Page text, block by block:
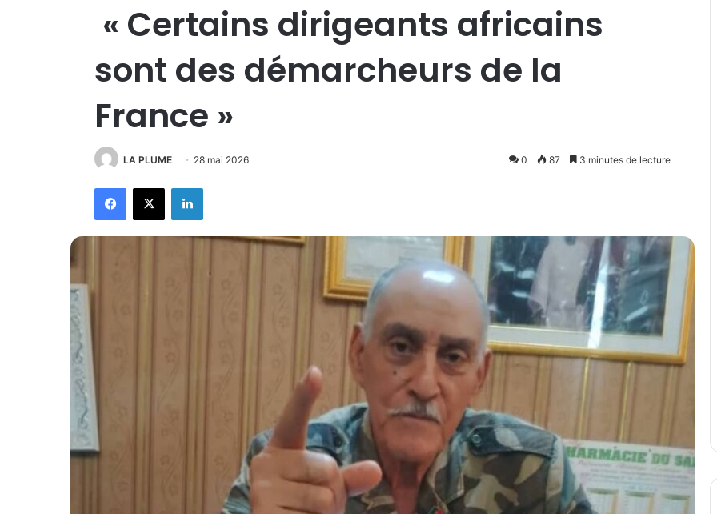
« Certains dirigeants africains
sont des démarcheurs de la
France »
LA PLUME 28 mai 2026 0 87 3 minutes de lecture